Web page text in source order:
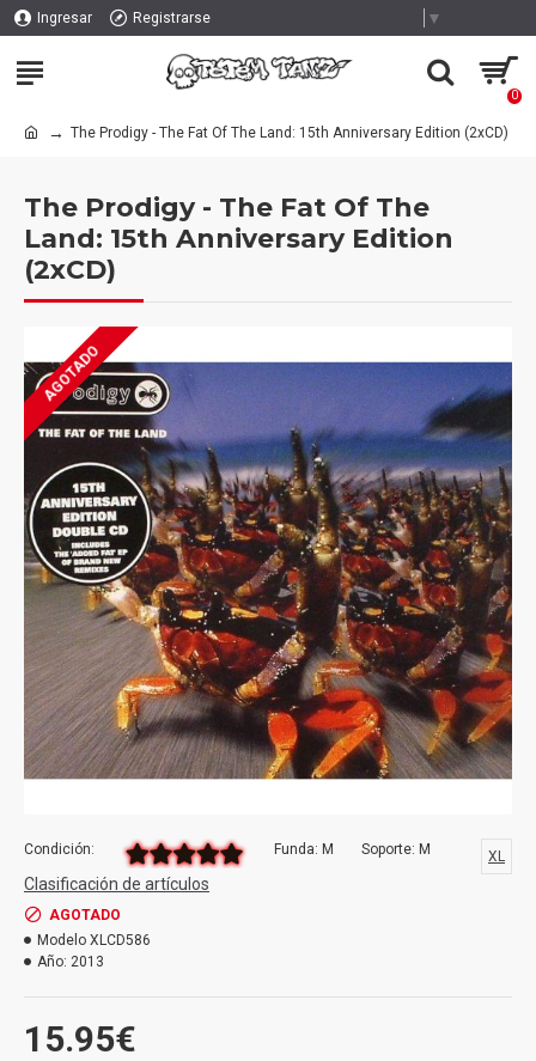
Ingresar Registrarse ▼
0
The Prodigy - The Fat Of The Land: 15th Anniversary Edition (2xCD)
The Prodigy - The Fat Of The
Land: 15th Anniversary Edition
(2xCD)
AGOTADO
15.95€
Condición: Funda: M Soporte: M
Clasificación de artículos
AGOTADO
Modelo XLCD586
Año: 2013
XL